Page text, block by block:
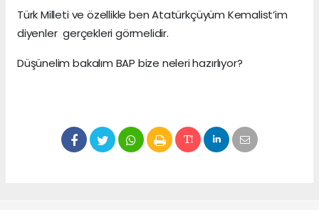
Türk Milleti ve özellikle ben Atatürkçüyüm Kemalist’im
diyenler gerçekleri görmelidir.
Düşünelim bakalım BAP bize neleri hazırlıyor?